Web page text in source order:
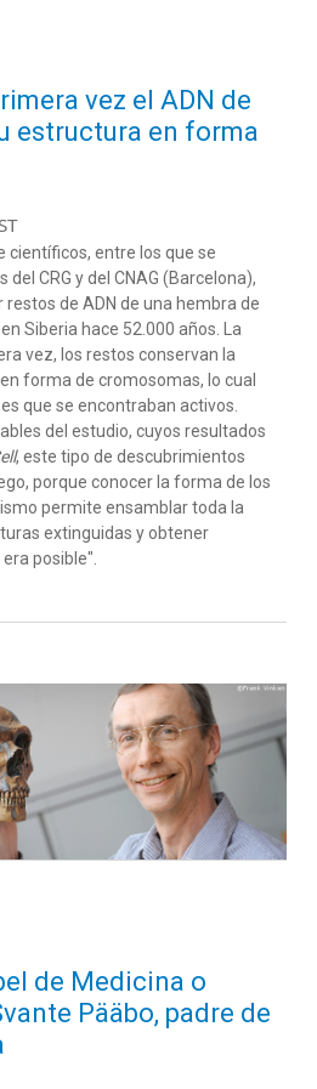
vez el ADN de
estructura en forma
científicos, entre los que se
CRG y del CNAG (Barcelona),
de ADN de una hembra de
Siberia hace 52.000 años. La
vez, los restos conservan la
forma de cromosomas, lo cual
que se encontraban activos.
del estudio, cuyos resultados
, este tipo de descubrimientos
porque conocer la forma de los
permite ensamblar toda la
extinguidas y obtener
posible".
de Medicina o
Pääbo, padre de